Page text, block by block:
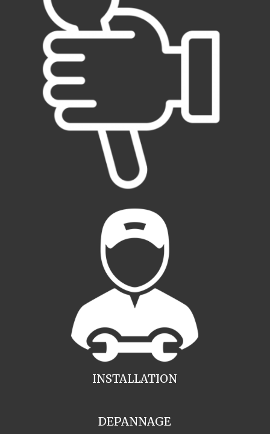
INSTALLATION
DEPANNAGE